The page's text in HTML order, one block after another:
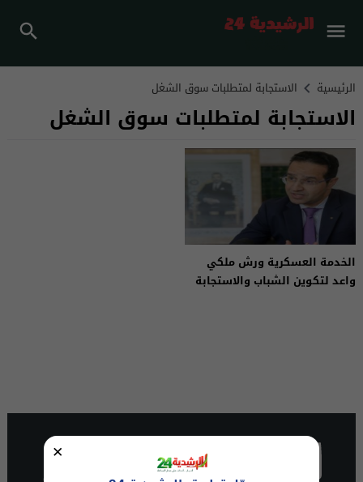
الرئيسية الاستجابة لمتطلبات سوق الشغل
الاستجابة لمتطلبات سوق الشغل
الخدمة العسكرية ورش ملكي
واعد لتكوين الشباب والاستجابة
×